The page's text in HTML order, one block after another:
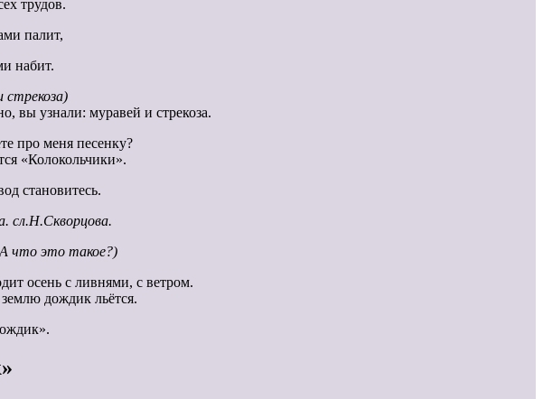
трудов.
палит,
набит.
стрекоза)
вы узнали: муравей и стрекоза.
про меня песенку?
«Колокольчики».
становитесь.
сл.Н.Скворцова.
что это такое?)
осень с ливнями, с ветром.
дождик льётся.